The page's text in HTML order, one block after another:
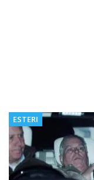
ESTERI